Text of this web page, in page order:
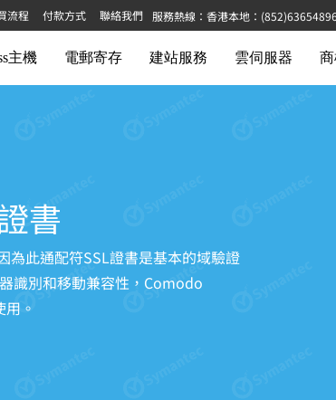
服務熱線：香港本地：
流程 付款方式 聯絡我們
主機 電郵寄存 建站服務 雲伺服器
書
為此通配符SSL證書是基本的域驗證
識別和移動兼容性，Comodo
。